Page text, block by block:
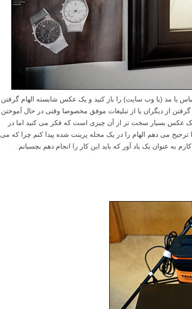
یا مد (یا وب سایت) را باز کنید و یک عکس شایسته الهام گرفتن
گرفتن از دیگران یا از تبلیغات موفق مخصوصا وقتی در حال آموختن
یک عکس بسیار سخت تر از آن چیزی است که فکر می کنید اما در
می دهم الهام را در یک مجله پرینت شده پیدا کنم چرا که می
به عنوان یک یاد آور که باید این کار را انجام دهم بچسبانم.